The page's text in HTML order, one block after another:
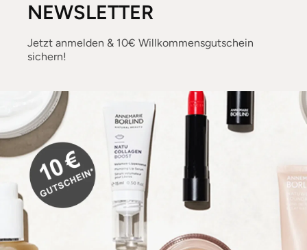
NEWSLETTER
Jetzt anmelden & 10€ Willkommensgutschein
sichern!